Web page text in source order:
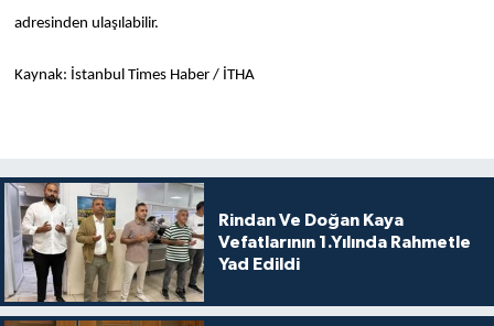
adresinden ulaşılabilir.
Kaynak: İstanbul Times Haber / İTHA
Rindan Ve Doğan Kaya
Vefatlarının 1.Yılında Rahmetle
Yad Edildi